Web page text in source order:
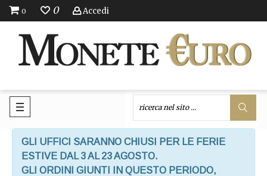
0 0 Accedi
GLI UFFICI SARANNO CHIUSI PER LE FERIE
ESTIVE DAL 3 AL 23 AGOSTO.
GLI ORDINI GIUNTI IN QUESTO PERIODO,